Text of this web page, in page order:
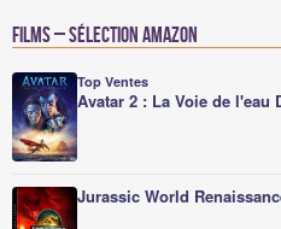
Films – Sélection Amazon
Top Ventes
Avatar 2 : La Voie de l'eau
Jurassic World